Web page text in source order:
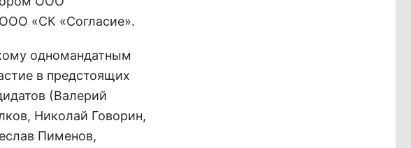
«СК «Согласие».
одномандатным
в предстоящих
(Валерий
Николай Говорин,
Пименов,